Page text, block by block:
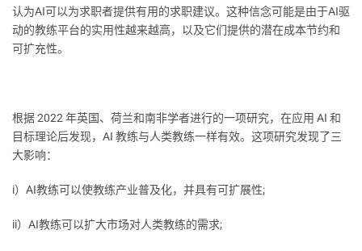
认为AI可以为求职者提供有用的求职建议。这种信念可能是由于AI驱
动的教练平台的实用性越来越高，以及它们提供的潜在成本节约和
可扩充性。
根据 2022 年英国、荷兰和南非学者进行的一项研究，在应用 AI 和
目标理论后发现，AI 教练与人类教练一样有效。这项研究发现了三
大影响：
i）AI教练可以使教练产业普及化，并具有可扩展性;
ii）AI教练可以扩大市场对人类教练的需求;